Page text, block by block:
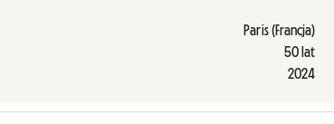
Paris (Francja)
50 lat
2024